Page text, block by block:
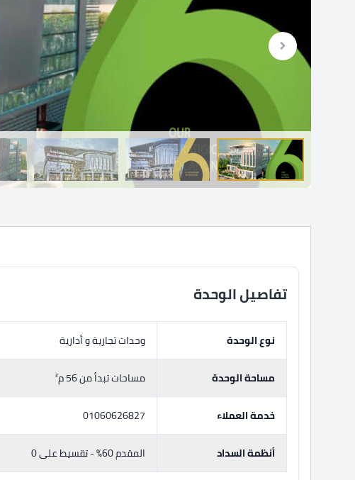
تفاصيل الوحدة
نوع الوحدة وحدات تجارية و أدارية
مساحة الوحدة مساحات تبدأ من 56 م²
خدمة العملاء 01060626827
أنظمة السداد المقدم 60% - تقسيط على 0